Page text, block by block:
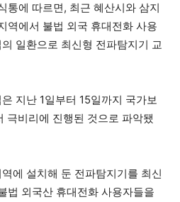
통에 따르면, 최근 혜산시와 삼지
역에서 불법 외국 휴대전화 사용
일환으로 최신형 전파탐지기 교
지난 1일부터 15일까지 국가보
극비리에 진행된 것으로 파악됐
에 설치해 둔 전파탐지기를 최신
법 외국산 휴대전화 사용자들을